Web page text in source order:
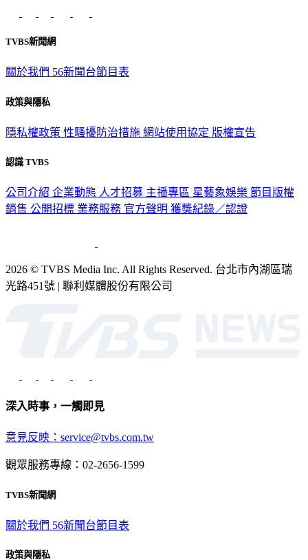
TVBS新聞網
關於我們 56新聞台節目表
政策與隱私
隱私權政策 性騷擾防治措施 網站使用協定 版權宣告
認識 TVBS
公司介紹 企業動態 人才招募 主播專區 星藝象娛樂 節目版權
銷售 公開招標 業務服務 官方聲明 獲獎紀錄／認證
2026 © TVBS Media Inc. All Rights Reserved. 台北市內湖區瑞
光路451號 | 聯利媒體股份有限公司
深入時事，一觸即見
意見反映：service@tvbs.com.tw
觀眾服務專線：02-2656-1599
TVBS新聞網
關於我們 56新聞台節目表
政策與隱私